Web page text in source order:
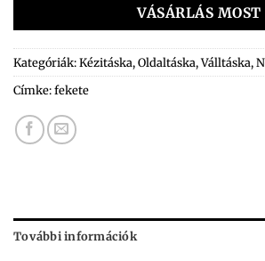
VÁSÁRLÁS MOST
Kategóriák:Kézitáska,Oldaltáska,Válltáska,
Címke:fekete
További információk